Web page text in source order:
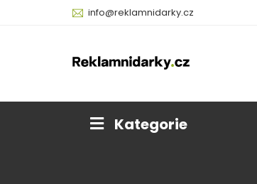
info@reklamnidarky.cz
Kategorie